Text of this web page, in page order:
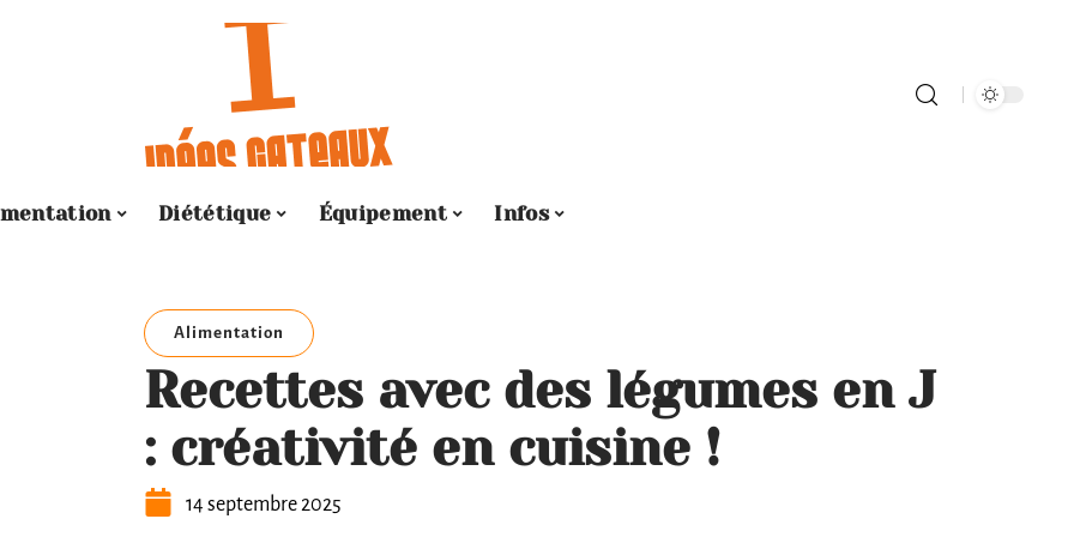
Diététique Équipement Infos
Alimentation
Recettes avec des légumes en J
: créativité en cuisine !
14 septembre 2025